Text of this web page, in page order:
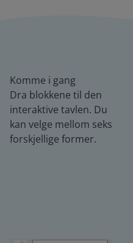
Komme i gang
Dra blokkene til den
interaktive tavlen. Du
kan velge mellom seks
forskjellige former.